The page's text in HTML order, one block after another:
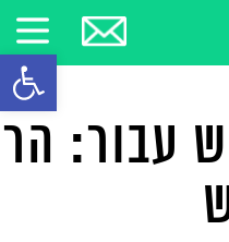
פתח
עבור: הר